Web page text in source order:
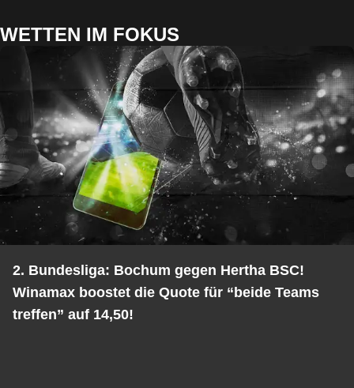
WETTEN IM FOKUS
2. Bundesliga: Bochum gegen Hertha BSC!
Winamax boostet die Quote für “beide Teams
treffen” auf 14,50!